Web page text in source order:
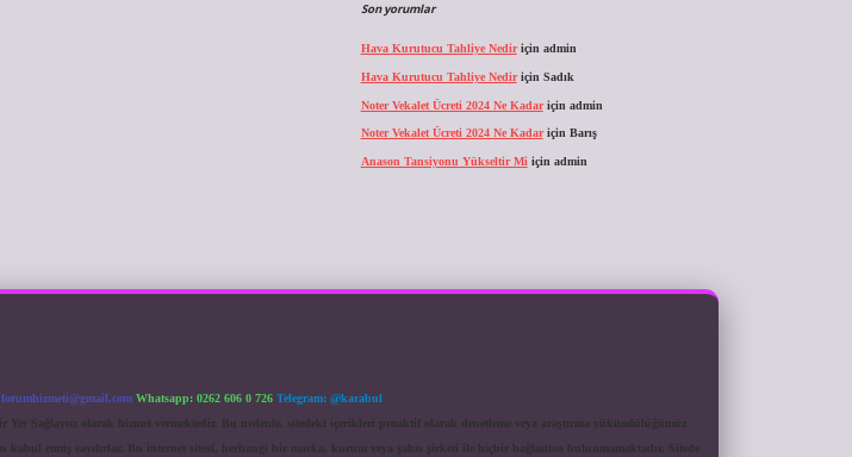
Son yorumlar
Hava Kurutucu Tahliye Nediriçin admin
Hava Kurutucu Tahliye Nediriçin Sadık
Noter Vekalet Ücreti 2024 Ne Kadariçin admin
Noter Vekalet Ücreti 2024 Ne Kadariçin Barış
Anason Tansiyonu Yükseltir Mi için admin
forumhizmeti@gmail.com Whatsapp: 0262 606 0 726 Telegram: @karabul
Sağlayıcı olarak hizmet vermektedir. Bu nedenle, sitedeki içerikleri proaktif olarak denetleme veya araştırma yükümlülüğümüz
etmiş sayılırlar. Bu internet sitesi, herhangi bir marka, kurum veya şahıs şirketi ile hiçbir bağlantısı bulunmamaktadır. Sitede